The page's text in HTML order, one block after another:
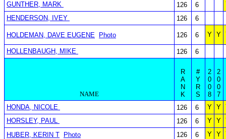
GUNTHER, MARK
126 6
HENDERSON, IVEY
126 6
HOLDEMAN, DAVE EUGENE Photo 126 6 Y Y
HOLLENBAUGH, MIKE 126 6
NAME
R
A
N
K
#
Y
R
S
2
0
0
8
2
0
0
7
HONDA, NICOLE
126 6 Y Y
HORSLEY, PAUL
126 6 Y Y
HUBER, KERIN T
Photo 126 6 Y Y